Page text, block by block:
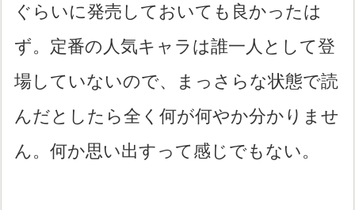
ぐらいに発売しておいても良かったは
ず。定番の人気キャラは誰一人として登
場していないので、まっさらな状態で読
んだとしたら全く何が何やか分かりませ
ん。何か思い出すって感じでもない。